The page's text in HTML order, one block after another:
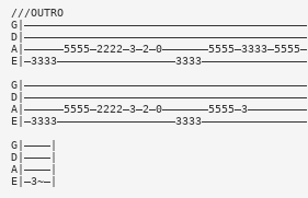
///OUTRO
G|———————————————————————————————————————————|
D|———————————————————————————————————————————|
A|——————5555—2222—3—2—0———————5555—3333—5555—|
E|—3333——————————————————3333————————————————|
G|———————————————————————————————————————————|
D|———————————————————————————————————————————|
A|——————5555—2222—3—2—0———————5555—3—————————|
E|—3333——————————————————3333————————————————|
G|————|
D|————|
A|————|
E|—3~—|